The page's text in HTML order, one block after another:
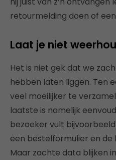
retourmelding doen of
Laat je niet
Het is niet gek dat we
hebben laten liggen. Ten
veel moeilijker te
laatste is namelijk
bezoeker vult
een bestelformulier en de
Maar zachte data blijken